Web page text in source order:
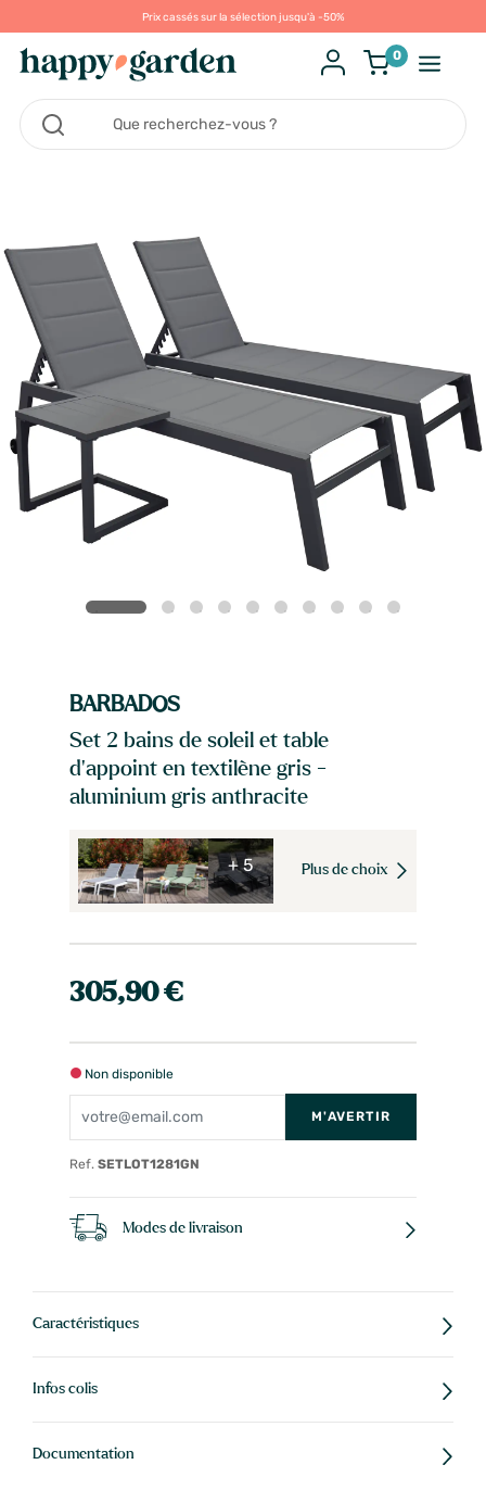
Prix cassés sur la sélection jusqu'à -50%
0
BARBADOS
Set 2 bains de soleil et table
d'appoint en textilène gris -
aluminium gris anthracite
+ 5 Plus de choix
305,90 €
Non disponible
M'AVERTIR
Ref. SETLOT1281GN
Modes de livraison
Caractéristiques
Infos colis
Documentation